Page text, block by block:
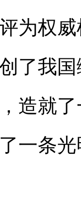
为权
了我
造就
一条